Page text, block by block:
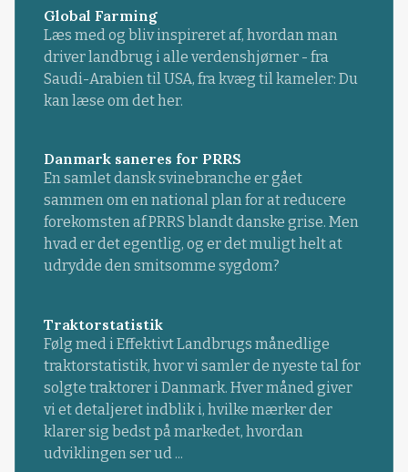
Global Farming
Læs med og bliv inspireret af, hvordan man
driver landbrug i alle verdenshjørner - fra
Saudi-Arabien til USA, fra kvæg til kameler: Du
kan læse om det her.
Danmark saneres for PRRS
En samlet dansk svinebranche er gået
sammen om en national plan for at reducere
forekomsten af PRRS blandt danske grise. Men
hvad er det egentlig, og er det muligt helt at
udrydde den smitsomme sygdom?
Traktorstatistik
Følg med i Effektivt Landbrugs månedlige
traktorstatistik, hvor vi samler de nyeste tal for
solgte traktorer i Danmark. Hver måned giver
vi et detaljeret indblik i, hvilke mærker der
klarer sig bedst på markedet, hvordan
udviklingen ser ud ...